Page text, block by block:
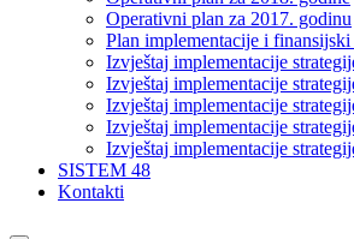
Operativni plan za 2017. godinu
Plan implementacije i
Izvještaj implementacije
Izvještaj implementacije
Izvještaj implementacije
Izvještaj implementacije
Izvještaj implementacije
SISTEM 48
Kontakti